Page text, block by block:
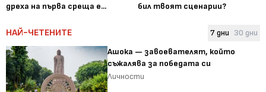
дреха на първа среща е...
бил твоят сценарии?
НАЙ-ЧЕТЕНИТЕ 7 дни 30 дни
Ашока — завоевателят, който
съжалява за победата си
Личности